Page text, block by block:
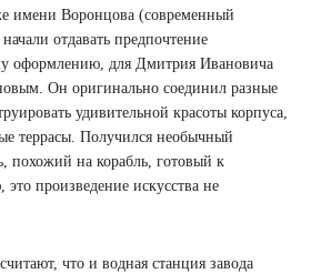
имени Воронцова (современный
отдавать предпочтение
оформлению, для Дмитрия Ивановича
Он оригинально соединил разные
удивительной красоты корпуса,
террасы. Получился необычный
похожий на корабль, готовый к
произведение искусства не
что и водная станция завода